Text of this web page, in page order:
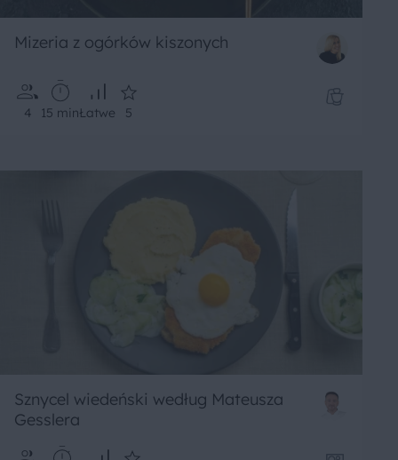
Mizeria z ogórków kiszonych
4 15 minŁatwe 5
Sznycel wiedeński według Mateusza
Gesslera